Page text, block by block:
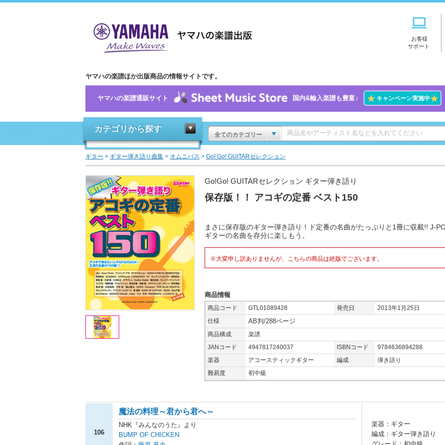
お客様
サポート
ヤマハの楽譜ほか出版商品の情報サイトです。
ヤマハの楽譜通販サイト 国内&輸入楽譜も豊富♪ ★キャンペーン実施中★
カテゴリから探す
全てのカテゴリー
ギター > ギター弾き語り曲集 > オムニバス > Go! Go! GUITARセレクション
Go!Go! GUITARセレクション ギター弾き語り
保存版！！ アコギの定番 ベスト150
まさに保存版のギター弾き語り！ド定番の名曲がたっぷりと1冊に収載!! J-
ギターの名曲を存分に楽しもう。
※大変申し訳ありませんが、こちらの商品は絶版でございます。
商品情報
商品コード GTL01089428 発売日
2013年1月25日
仕様
AB判/288ページ
商品構成
楽譜
JANコード
4947817240037 ISBNコード
9784636894288
楽器
アコースティックギター 編成
弾き語り
難易度
初中級
106
魔法の料理～君から君へ～
NHK『みんなのうた』より
BUMP OF CHICKEN
楽器：ギター
編成：ギター弾き語り